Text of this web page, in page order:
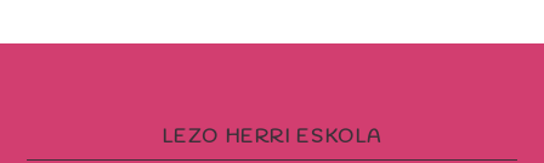
LEZO HERRI ESKOLA